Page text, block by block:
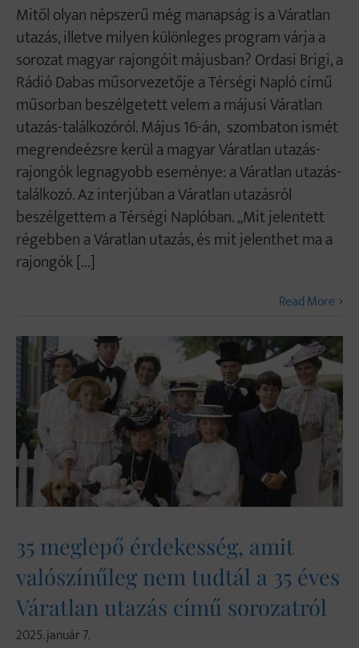
Mitől olyan népszerű még manapság is a Váratlan
utazás, illetve milyen különleges program várja a
sorozat magyar rajongóit májusban? Ordasi Brigi, a
Rádió Dabas műsorvezetője a Térségi Napló című
műsorban beszélgetett velem a májusi Váratlan
utazás-találkozóról. Május 16-án, szombaton ismét
megrendeézsre kerül a magyar Váratlan utazás-
rajongók legnagyobb eseménye: a Váratlan utazás-
találkozó. Az interjúban a Váratlan utazásról
beszélgettem a Térségi Naplóban. „Mit jelentett
régebben a Váratlan utazás, és mit jelenthet ma a
rajongók [...]
Read More
35 meglepő érdekesség, amit
valószínűleg nem tudtál a 35 éves
Váratlan utazás című sorozatról
2025. január 7.